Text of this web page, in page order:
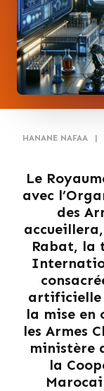
HANANE NAFAA |
Le
avec
des
Rabat, la
artificielle
la mise en
les Armes
ministère
la